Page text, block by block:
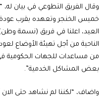
وقال الفريق التطوعي في بيان
خميس الخنجر وتعهده بقرب عودة
العيد، اعلنا في فريق (نسمة
الناحية من أجل تهيئة الأوضاع
من مساعدات للجهات الحكومية
بعض المشاكل الخدمية”.
واضاف، “لكننا لم نشاهد حتى الان